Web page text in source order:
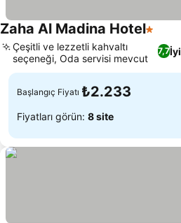
Zaha Al Madina Hotel1 Yıldız
7,7İyi
Çeşitli ve lezzetli kahvaltı
seçeneği, Oda servisi mevcut
Başlangıç Fiyatı ₺2.233
Fiyatları görün: 8 site